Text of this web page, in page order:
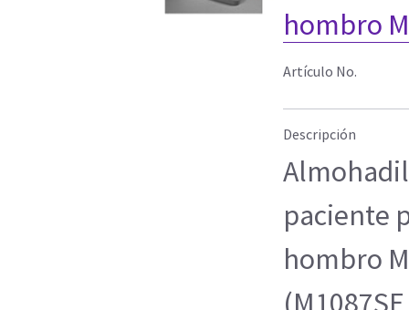
hombro
Artículo No.
Descripción
paciente
hombro